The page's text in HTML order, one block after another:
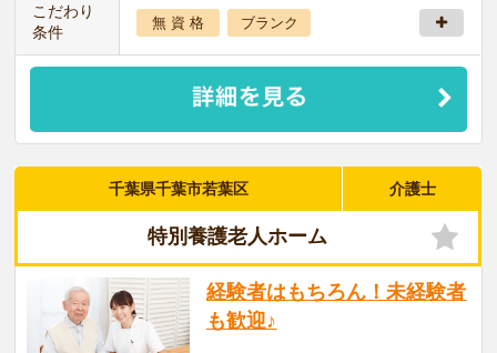
こだわり
条件
無 資 格 ブランク
千葉県千葉市若葉区 介護士
特別養護老人ホーム
経験者はもちろん！未経験者
も歓迎♪